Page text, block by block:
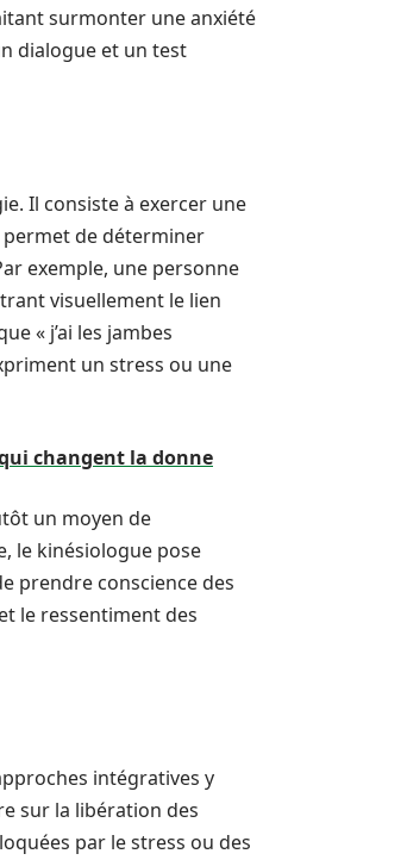
surmonter une anxiété
dialogue et un test
Il consiste à exercer une
permet de déterminer
exemple, une personne
visuellement le lien
« j’ai les jambes
un stress ou une
changent la donne
un moyen de
le kinésiologue pose
prendre conscience des
le ressentiment des
intégratives y
sur la libération des
par le stress ou des